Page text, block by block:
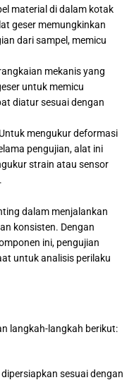
material di dalam kotak
geser memungkinkan
dari sampel, memicu
mekanis yang
untuk memicu
diatur sesuai dengan
Untuk mengukur deformasi
pengujian, alat ini
strain atau sensor
dalam menjalankan
konsisten. Dengan
ini, pengujian
untuk analisis perilaku
langkah-langkah berikut:
sesuai dengan